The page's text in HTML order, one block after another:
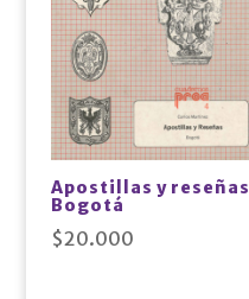
Apostillas y reseñas
Bogotá
$20.000